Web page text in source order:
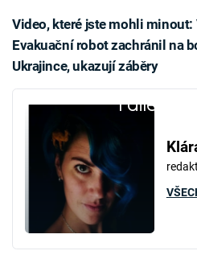
Video, které jste mohli minout:
Evakuační robot zachránil na
Ukrajince, ukazují záběry
Failed to